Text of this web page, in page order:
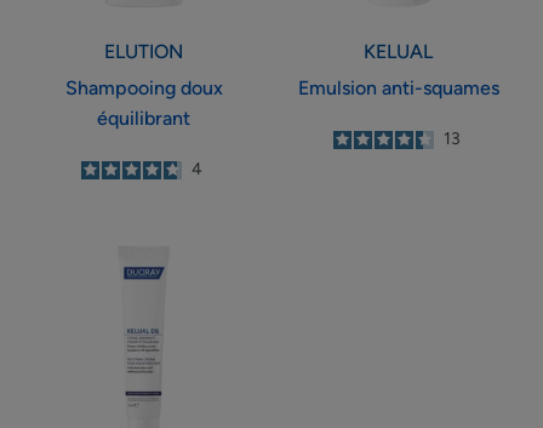
ELUTION
Shampooing doux
équilibrant
4.8
/
5
4
KELUAL
Emulsion anti-squames
4.4
/5
13
apaisante